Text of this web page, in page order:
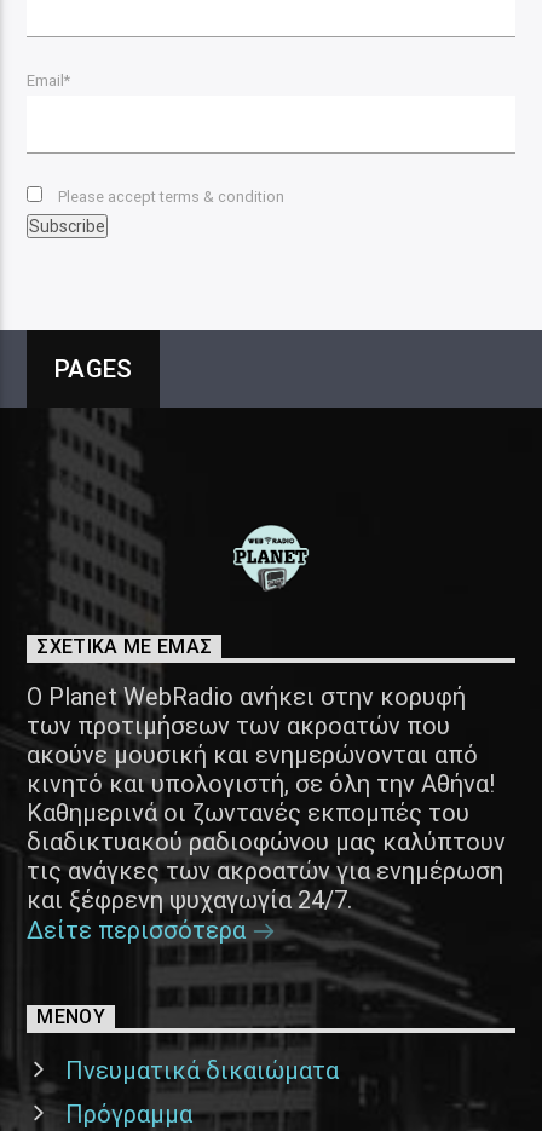
Email*
Please accept terms & condition
PAGES
ΣΧΕΤΙΚΑ ΜΕ ΕΜΑΣ
Ο Planet WebRadio ανήκει στην κορυφή
των προτιμήσεων των ακροατών που
ακούνε μουσική και ενημερώνονται από
κινητό και υπολογιστή, σε όλη την Αθήνα!
Καθημερινά οι ζωντανές εκπομπές του
διαδικτυακού ραδιοφώνου μας καλύπτουν
τις ανάγκες των ακροατών για ενημέρωση
και ξέφρενη ψυχαγωγία 24/7.
Δείτε περισσότερα
ΜΕΝΟΥ
Πνευματικά δικαιώματα
Πρόγραμμα